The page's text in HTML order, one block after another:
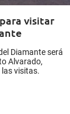
visitar
Diamante será
Alvarado,
visitas.